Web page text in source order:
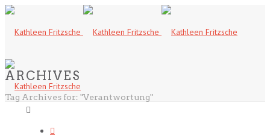
ARCHIVES
Tag Archives for: "Verantwortung"